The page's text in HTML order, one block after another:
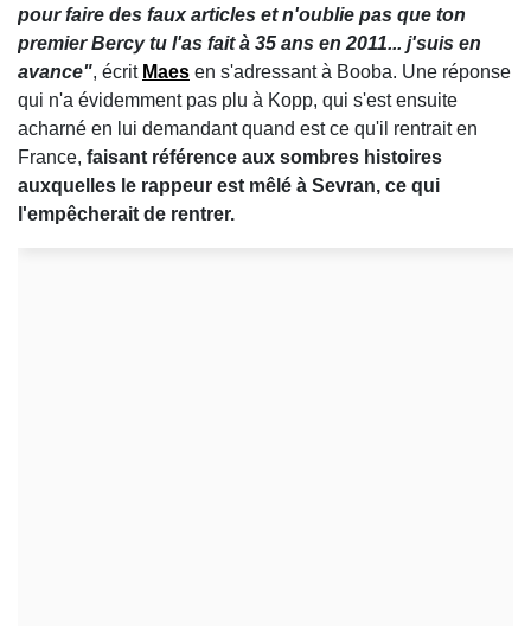
pour faire des faux articles et n'oublie pas que ton
premier Bercy tu l'as fait à 35 ans en 2011... j'suis en
avance", écrit Maes en s'adressant à Booba. Une réponse
qui n'a évidemment pas plu à Kopp, qui s'est ensuite
acharné en lui demandant quand est ce qu'il rentrait en
France, faisant référence aux sombres histoires
auxquelles le rappeur est mêlé à Sevran, ce qui
l'empêcherait de rentrer.